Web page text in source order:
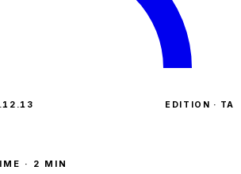
EDITION · TA
· 2 MIN